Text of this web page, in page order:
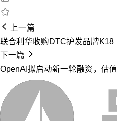
上一篇
联合利华收购DTC护发品牌K18
下一篇
OpenAI拟启动新一轮融资，估